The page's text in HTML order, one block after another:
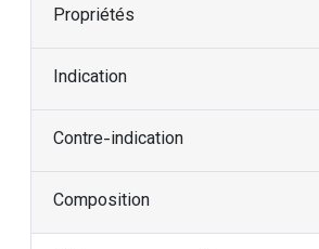
Propriétés
Indication
Contre-indication
Composition